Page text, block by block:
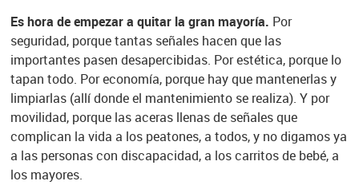
Es hora de empezar a quitar la gran mayoría. Por
seguridad, porque tantas señales hacen que las
importantes pasen desapercibidas. Por estética, porque lo
tapan todo. Por economía, porque hay que mantenerlas y
limpiarlas (allí donde el mantenimiento se realiza). Y por
movilidad, porque las aceras llenas de señales que
complican la vida a los peatones, a todos, y no digamos ya
a las personas con discapacidad, a los carritos de bebé, a
los mayores.